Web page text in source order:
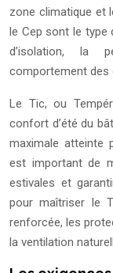
zone climatique et
le Cep sont le type
d’isolation, la
comportement des
Le Tic, ou
confort d’été du
maximale atteinte
est important de
estivales et
pour maîtriser le
renforcée, les
la ventilation